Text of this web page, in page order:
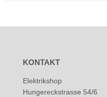
KONTAKT
Elektrikshop
Hungereckstrasse 54/6